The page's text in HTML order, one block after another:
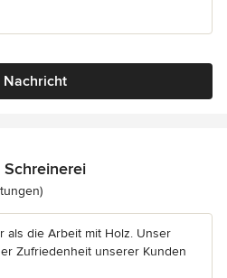
Nachricht
Schreinerei
5 von 5 Sternen
als die Arbeit mit Holz. Unser
Zufriedenheit unserer Kunden